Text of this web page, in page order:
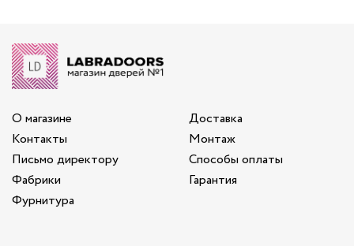
О магазине
Контакты
Письмо директору
Фабрики
Фурнитура
Доставка
Монтаж
Способы оплаты
Гарантия